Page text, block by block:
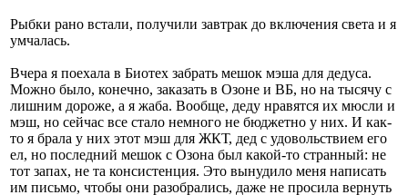
Рыбки рано встали, получили завтрак до включения света и я
умчалась.
Вчера я поехала в Биотех забрать мешок мэша для дедуса.
Можно было, конечно, заказать в Озоне и ВБ, но на тысячу с
лишним дороже, а я жаба. Вообще, деду нравятся их мюсли и
мэш, но сейчас все стало немного не бюджетно у них. И как-
то я брала у них этот мэш для ЖКТ, дед с удовольствием его
ел, но последний мешок с Озона был какой-то странный: не
тот запах, не та консистенция. Это вынудило меня написать
им письмо, чтобы они разобрались, даже не просила вернуть